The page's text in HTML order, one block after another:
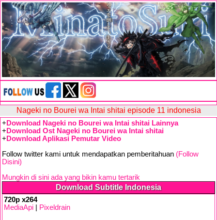
Nageki no Bourei wa Intai shitai episode 11 indonesia
+ Download Nageki no Bourei wa Intai shitai Lainnya
+ Download Ost Nageki no Bourei wa Intai shitai
+ Download Aplikasi Pemutar Video
Follow twitter kami untuk mendapatkan pemberitahuan (Follow
Disini)
Mungkin di sini ada yang bikin kamu tertarik
Download Subtitle Indonesia
720p x264
MediaApi
Pixeldrain